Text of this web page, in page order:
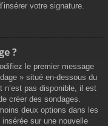
votre signature.
?
le premier message
» situé en-dessous du
n’est pas disponible, il est
créer des sondages.
deux options dans les
sur une nouvelle